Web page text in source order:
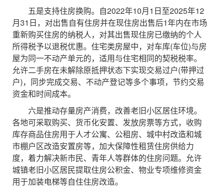
五是支持住房换购。自2022年10月1日至2025年12
月31日，对出售自有住房并在现住房出售后1年内在市场
重新购买住房的纳税人，对其出售现住房已缴纳的个人
所得税予以退税优惠。住宅类房屋中，对车库(车位)与房
屋为同一不动产单元的，适用与住宅相同的契税税率。
允许二手房在未解除原抵押状态下实现交易过户(带押过
户)，同步完成交易、不动产登记等多个事项，节约交易
资金和时间成本。
六是推动存量房产消费，改善老旧小区居住环境。
各地可采取购买、货币化安置、发放房票等方式，收购
库存商品住房用于人才公寓、公租房、城中村改造和城
市棚户区改造安置房等，加大保障性租赁住房供给力
度，着力解决新市民、青年人等群体的住房问题。允许
城镇老旧小区居民提取住房公积金、物业专项维修资金
用于加装电梯等自住住房改造。